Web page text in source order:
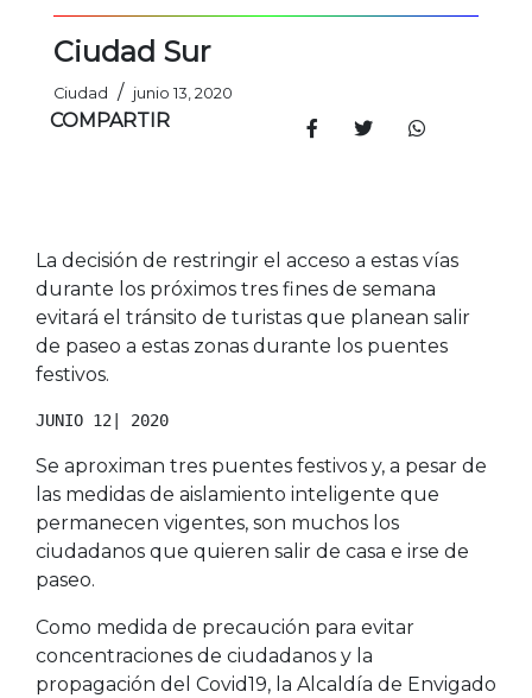
Ciudad Sur
Ciudad / junio 13, 2020
COMPARTIR
La decisión de restringir el acceso a estas vías
durante los próximos tres fines de semana
evitará el tránsito de turistas que planean salir
de paseo a estas zonas durante los puentes
festivos.
JUNIO 12| 2020
Se aproximan tres puentes festivos y, a pesar de
las medidas de aislamiento inteligente que
permanecen vigentes, son muchos los
ciudadanos que quieren salir de casa e irse de
paseo.
Como medida de precaución para evitar
concentraciones de ciudadanos y la
propagación del Covid19, la Alcaldía de Envigado